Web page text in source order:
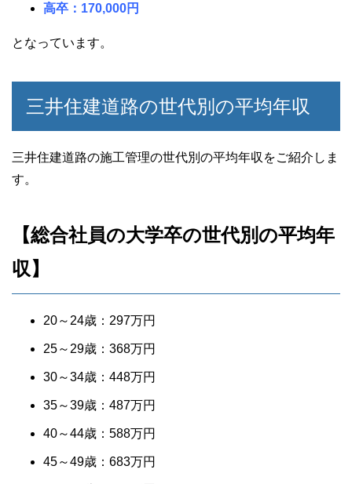
高卒：170,000円
となっています。
三井住建道路の世代別の平均年収
三井住建道路の施工管理の世代別の平均年収をご紹介しま
す。
【総合社員の大学卒の世代別の平均年
収】
20～24歳：297万円
25～29歳：368万円
30～34歳：448万円
35～39歳：487万円
40～44歳：588万円
45～49歳：683万円